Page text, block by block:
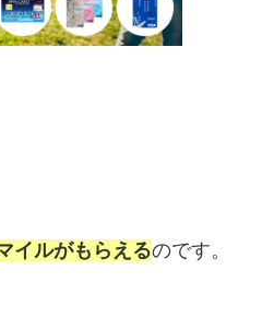
イルがもらえるのです。